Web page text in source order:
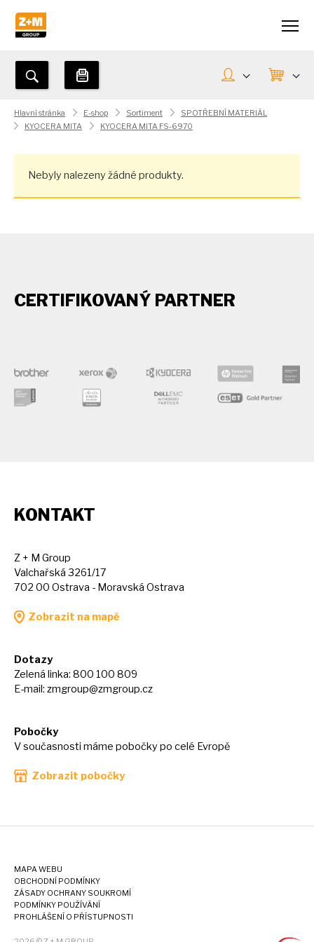
Hlavní stránka E-shop Sortiment
SPOTŘEBNÍ MATERIÁL
KYOCERA MITA
KYOCERA MITA FS-6970
Nebyly nalezeny žádné produkty.
CERTIFIKOVANÝ PARTNER
KONTAKT
Z + M Group
Valchařská 3261/17
702 00 Ostrava - Moravská Ostrava
Zobrazit na mapě
Dotazy
Zelená linka: 800 100 809
E-mail: zmgroup@zmgroup.cz
Pobočky
V současnosti máme pobočky po celé Evropě
Zobrazit pobočky
MAPA WEBU
OBCHODNÍ PODMÍNKY
ZÁSADY OCHRANY SOUKROMÍ
PODMÍNKY POUŽÍVÁNÍ
PROHLÁŠENÍ O PŘÍSTUPNOSTI